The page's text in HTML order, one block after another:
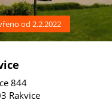
od 2.2.2022
844
Rakvice